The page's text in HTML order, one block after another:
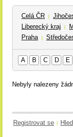
Celá ČR |
Liberecký kraj
|
Praha
|
A B C D E
Nebyly nalezeny
Registrovat se |